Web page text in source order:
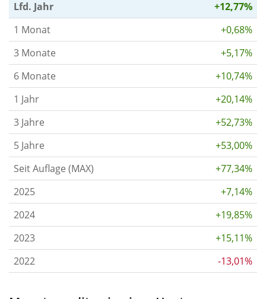
Lfd. Jahr
+12,77%
1 Monat
+0,68%
3 Monate
+5,17%
6 Monate
+10,74%
1 Jahr
+20,14%
3 Jahre
+52,73%
5 Jahre
+53,00%
Seit Auflage (MAX)
+77,34%
2025
+7,14%
2024
+19,85%
2023
+15,11%
2022
-13,01%